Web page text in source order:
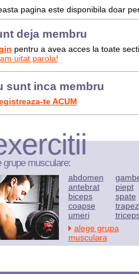
pagina este disponibila doar
deja membru
pentru a avea acces la toate
uitat parola!
sunt inca membru
te ACUM
grupe musculare:
abdomen
antebrat
biceps
coapse
umeri
piept
spate
trapez
alege grupa
musculara